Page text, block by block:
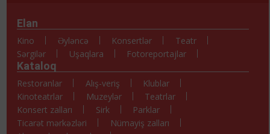
Elan
Kino Əyləncə Konsertlər
Teatr
Sərgilər
Uşaqlara Fotoreportajlar
Kataloq
Restoranlar Alış-veriş
Klublar
Kinoteatrlar
Muzeylər
Teatrlar
Konsert zalları
Sirk
Parklar
Ticarət mərkəzləri
Nümayiş zalları